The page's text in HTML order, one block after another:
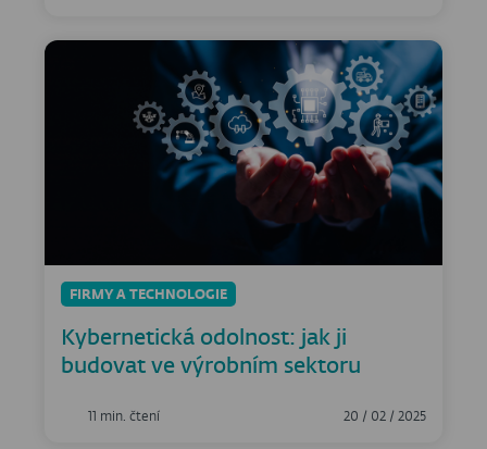
FIRMY A TECHNOLOGIE
Kybernetická odolnost: jak ji
budovat ve výrobním sektoru
11 min. čtení 20 / 02 / 2025